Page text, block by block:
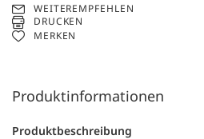
WEITEREMPFEHLEN
DRUCKEN
MERKEN
Produktinformationen
Produktbeschreibung